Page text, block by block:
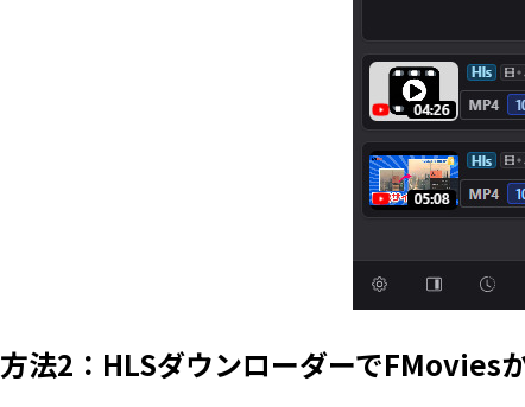
方法2：HLSダウンローダーでFMovies